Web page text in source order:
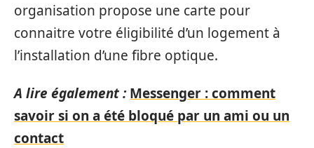
organisation propose une carte pour
connaitre votre éligibilité d’un logement à
l’installation d’une fibre optique.
A lire également : Messenger : comment
savoir si on a été bloqué par un ami ou un
contact